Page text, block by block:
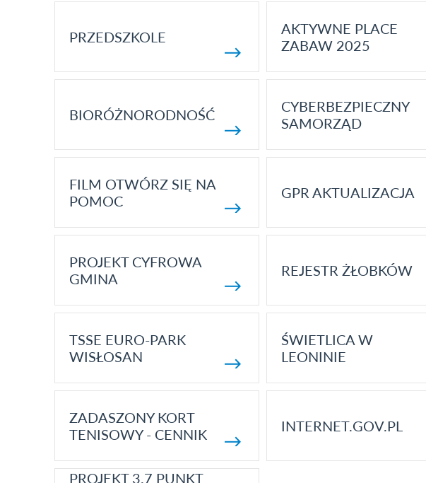
PRZEDSZKOLE
AKTYWNE PLACE
ZABAW 2025
BIORÓŻNORODNOŚĆ
CYBERBEZPIECZNY
SAMORZĄD
FILM OTWÓRZ SIĘ NA
POMOC
GPR AKTUALIZACJA
PROJEKT CYFROWA
GMINA
REJESTR ŻŁOBKÓW
TSSE EURO-PARK
WISŁOSAN
ŚWIETLICA W
LEONINIE
ZADASZONY KORT
TENISOWY - CENNIK
INTERNET.GOV.PL
PROJEKT 3.7 PUNKT